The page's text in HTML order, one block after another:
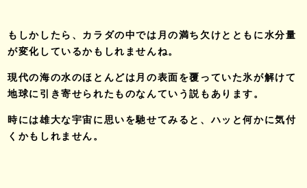
もしかしたら、カラダの中では月の満ち欠けとともに水分量
が変化しているかもしれませんね。
現代の海の水のほとんどは月の表面を覆っていた氷が解けて
地球に引き寄せられたものなんていう説もあります。
時には雄大な宇宙に思いを馳せてみると、ハッと何かに気付
くかもしれません。